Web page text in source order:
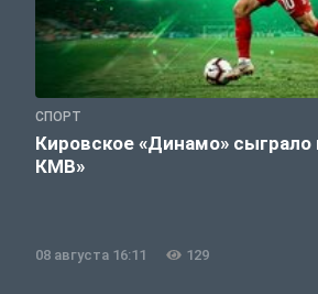
СПОРТ
Кировское «Динамо»
КМВ»
08 августа 16:11 129